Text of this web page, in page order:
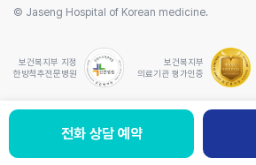
© Jaseng Hospital of Korean medicine.
보건복지부 지정
한방척추전문병원
보건복지부
의료기관 평가인증
전화 상담 예약